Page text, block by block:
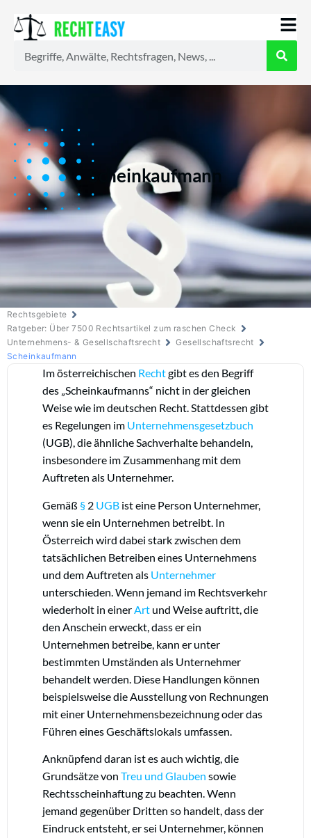
Scheinkaufmann
Rechtsgebiete
Ratgeber: Über 7500 Rechtsartikel zum raschen Check
Unternehmens- & Gesellschaftsrecht
Gesellschaftsrecht
Scheinkaufmann
Im österreichischen Rechtgibt es den Begriff
des „Scheinkaufmanns“ nicht in der gleichen
Weise wie im deutschen Recht. Stattdessen gibt
es Regelungen im Unternehmensgesetzbuch
(UGB), die ähnliche Sachverhalte behandeln,
insbesondere im Zusammenhang mit dem
Auftreten als Unternehmer.
Gemäß § 2 UGB ist eine Person Unternehmer,
wenn sie ein Unternehmen betreibt. In
Österreich wird dabei stark zwischen dem
tatsächlichen Betreiben eines Unternehmens
und dem Auftreten als Unternehmer
unterschieden. Wenn jemand im Rechtsverkehr
wiederholt in einerArt und Weise auftritt, die
den Anschein erweckt, dass er ein
Unternehmen betreibe, kann er unter
bestimmten Umständen als Unternehmer
behandelt werden. Diese Handlungen können
beispielsweise die Ausstellung von Rechnungen
mit einer Unternehmensbezeichnung oder das
Führen eines Geschäftslokals umfassen.
Anknüpfend daran ist es auch wichtig, die
Grundsätze von Treu und Glauben sowie
Rechtsscheinhaftung zu beachten. Wenn
jemand gegenüber Dritten so handelt, dass der
Eindruck entsteht, er sei Unternehmer, können